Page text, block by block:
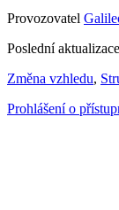
Provozovatel
Poslední
Změna vzhledu,
Prohlášení o